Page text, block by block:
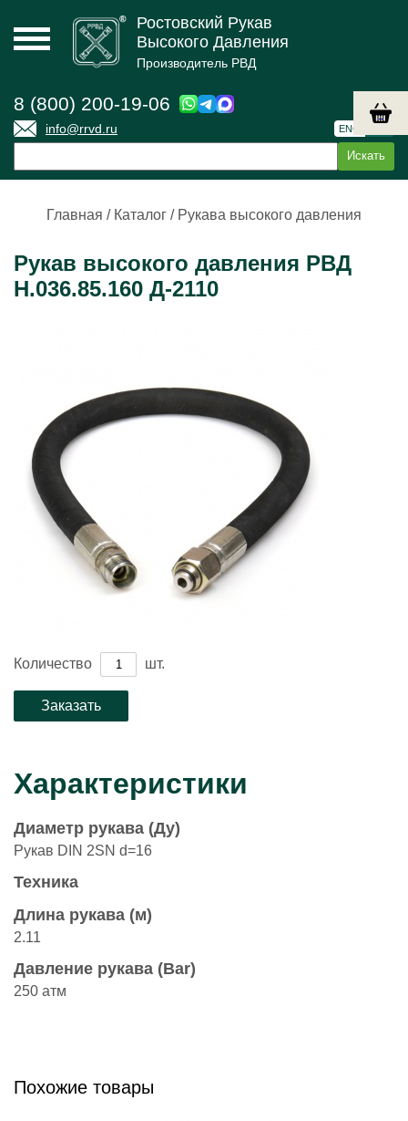
Ростовский Рукав
Высокого Давления
Производитель РВД
8 (800) 200-19-06
info@rrvd.ru ENG
Главная / Каталог / Рукава высокого давления
Рукав высокого давления РВД
Н.036.85.160 Д-2110
Количество шт.
Характеристики
Диаметр рукава (Ду)
Рукав DIN 2SN d=16
Техника
Длина рукава (м)
2.11
Давление рукава (Bar)
250 атм
Похожие товары